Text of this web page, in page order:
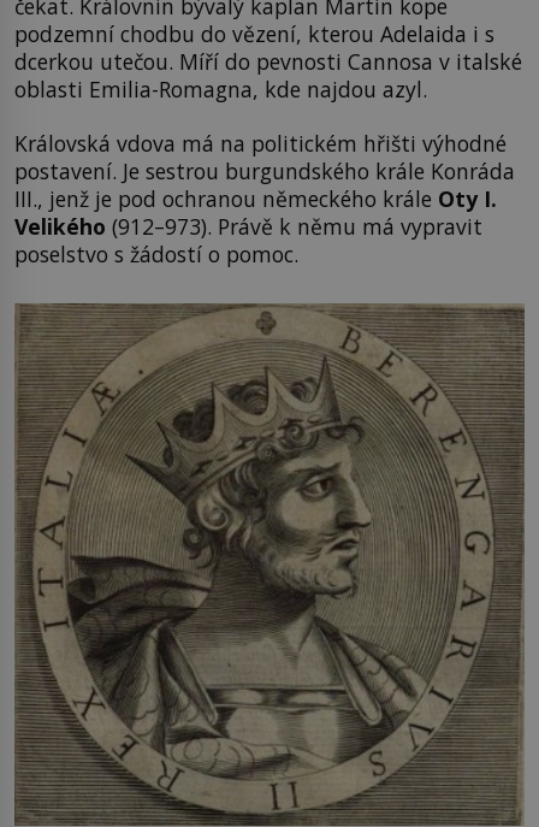
čekat. Královnin bývalý kaplan Martin kope
podzemní chodbu do vězení, kterou Adelaida i s
dcerkou utečou. Míří do pevnosti Cannosa v italské
oblasti Emilia-Romagna, kde najdou azyl.
Královská vdova má na politickém hřišti výhodné
postavení. Je sestrou burgundského krále Konráda
III., jenž je pod ochranou německého krále Oty I.
Velikého (912–973). Právě k němu má vypravit
poselstvo s žádostí o pomoc.